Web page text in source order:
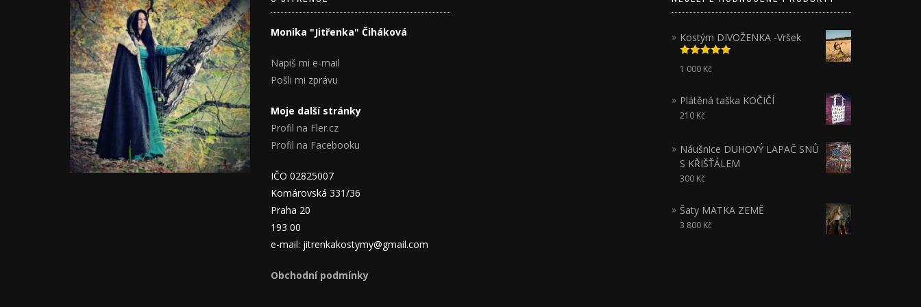
Monika "Jitřenka" Čiháková
Napiš mi e-mail
Pošli mi zprávu
Moje další stránky
Profil na Fler.cz
Profil na Facebooku
IČO 02825007
Komárovská 331/36
Praha 20
193 00
e-mail: jitrenkakostymy@gmail.com
Obchodní podmínky
Kostým DIVOŽENKA -Vršek
Hodnocení
5.00z 5
1 000 Kč
Plátěná taška KOČIČÍ
210 Kč
Náušnice DUHOVÝ LAPAČ SNŮ
S KŘIŠŤÁLEM
300 Kč
Šaty MATKA ZEMĚ
3 800 Kč